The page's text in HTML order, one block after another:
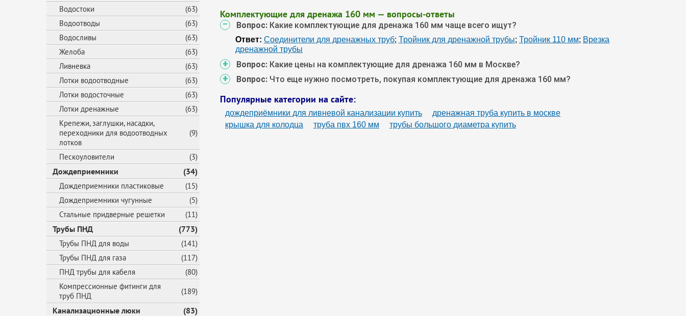
Водостоки
(63)
Водоотводы
(63)
Водосливы
(63)
Желоба
(63)
Ливневка
(63)
Лотки водоотводные
(63)
Лотки водосточные
(63)
Лотки дренажные
(63)
Крепежи, заглушки, насадки,
переходники для водоотводных
лотков
(9)
Пескоуловители (3)
Дождеприемники (34)
Дождеприемники пластиковые
(15)
Дождеприемники чугунные
(5)
Стальные придверные решетки
(11)
Трубы ПНД (773)
Трубы ПНД для воды
(141)
Трубы ПНД для газа
(117)
ПНД трубы для кабеля
(80)
Компрессионные фитинги для
труб ПНД
(189)
Канализационные люки (83)
Комплектующие для дренажа 160 мм — вопросы-ответы
Вопрос: Какие комплектующие для дренажа 160 мм чаще всего ищут?
Ответ: Соединители для дренажных труб; Тройник для дренажной трубы; Тройник 110 мм; Врезка
дренажной трубы
Вопрос: Какие цены на комплектующие для дренажа 160 мм в Москве?
Вопрос: Что еще нужно посмотреть, покупая комплектующие для дренажа 160 мм?
Популярные категории на сайте:
дождеприёмники для ливневой канализации купить
дренажная труба купить в москве
крышка для колодца
труба пвх 160 мм трубы большого диаметра купить